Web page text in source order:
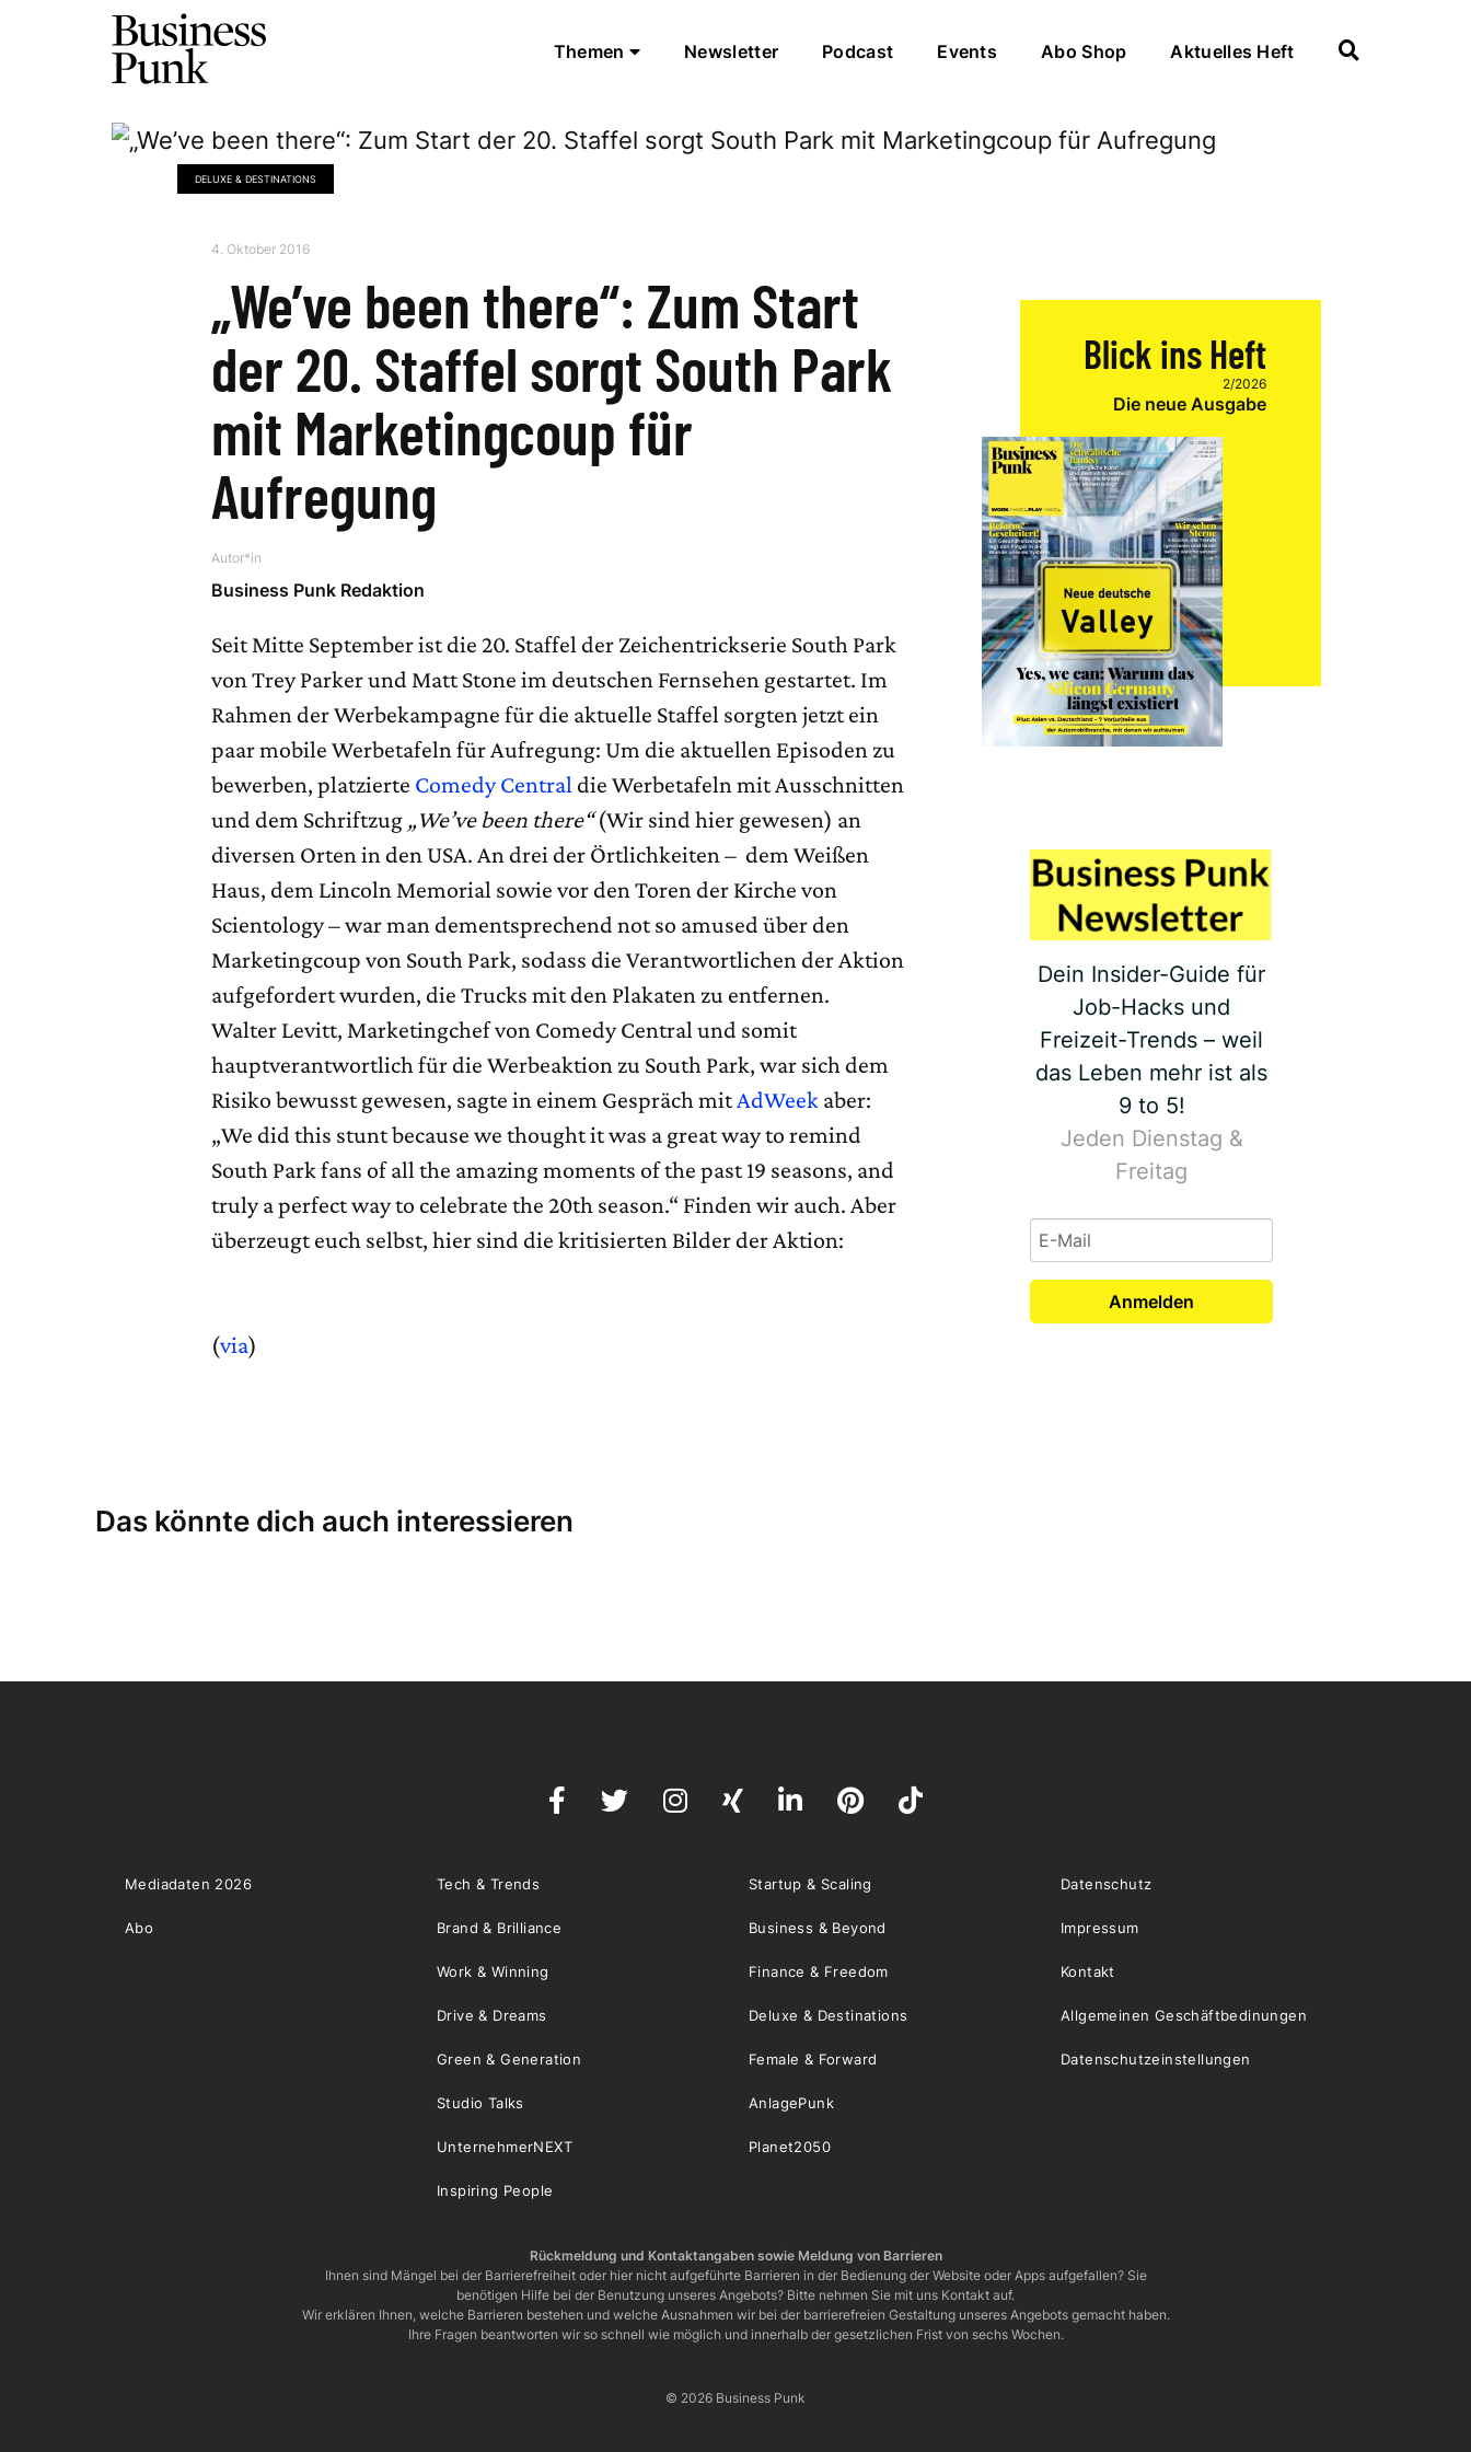
Themen Newsletter Podcast Events Abo Shop Aktuelles Heft
DELUXE & DESTINATIONS
4. Oktober 2016
„We’ve been there“: Zum Start
der 20. Staffel sorgt South Park
mit Marketingcoup für
Aufregung
Autor*in
Business Punk Redaktion
Seit Mitte September ist die 20. Staffel der Zeichentrickserie South Park
von Trey Parker und Matt Stone im deutschen Fernsehen gestartet. Im
Rahmen der Werbekampagne für die aktuelle Staffel sorgten jetzt ein
paar mobile Werbetafeln für Aufregung: Um die aktuellen Episoden zu
bewerben, platzierte Comedy Centraldie Werbetafeln mit Ausschnitten
und dem Schriftzug „We’ve been there“(Wir sind hier gewesen) an
diversen Orten in den USA. An drei der Örtlichkeiten – dem Weißen
Haus, dem Lincoln Memorial sowie vor den Toren der Kirche von
Scientology – war man dementsprechend not so amused über den
Marketingcoup von South Park, sodass die Verantwortlichen der Aktion
aufgefordert wurden, die Trucks mit den Plakaten zu entfernen.
Walter Levitt, Marketingchef von Comedy Central und somit
hauptverantwortlich für die Werbeaktion zu South Park, war sich dem
Risiko bewusst gewesen, sagte in einem Gespräch mitAdWeek aber:
„We did this stunt because we thought it was a great way to remind
South Park fans of all the amazing moments of the past 19 seasons, and
truly a perfect way to celebrate the 20th season.“ Finden wir auch. Aber
überzeugt euch selbst, hier sind die kritisierten Bilder der Aktion:
(via)
Das könnte dich auch interessieren
Blick ins Heft
2/2026
Die neue Ausgabe
Dein Insider-Guide für
Job-Hacks und
Freizeit-Trends – weil
das Leben mehr ist als
9 to 5!
Jeden Dienstag &
Freitag
Anmelden
Mediadaten 2026
Abo
Tech & Trends Startup & Scaling
Brand & Brilliance Business & Beyond
Work & Winning Finance & Freedom
Drive & Dreams Deluxe & Destinations
Green & Generation Female & Forward
Studio Talks AnlagePunk
UnternehmerNEXT Planet2050
Inspiring People
Datenschutz
Impressum
Kontakt
Allgemeinen Geschäftbedinungen
Datenschutzeinstellungen
Rückmeldung und Kontaktangaben sowie Meldung von Barrieren
Ihnen sind Mängel bei der Barrierefreiheit oder hier nicht aufgeführte Barrieren in der Bedienung der Website oder Apps aufgefallen? Sie
benötigen Hilfe bei der Benutzung unseres Angebots? Bitte nehmen Sie mit uns Kontakt auf.
Wir erklären Ihnen, welche Barrieren bestehen und welche Ausnahmen wir bei der barrierefreien Gestaltung unseres Angebots gemacht haben.
Ihre Fragen beantworten wir so schnell wie möglich und innerhalb der gesetzlichen Frist von sechs Wochen.
© 2026 Business Punk